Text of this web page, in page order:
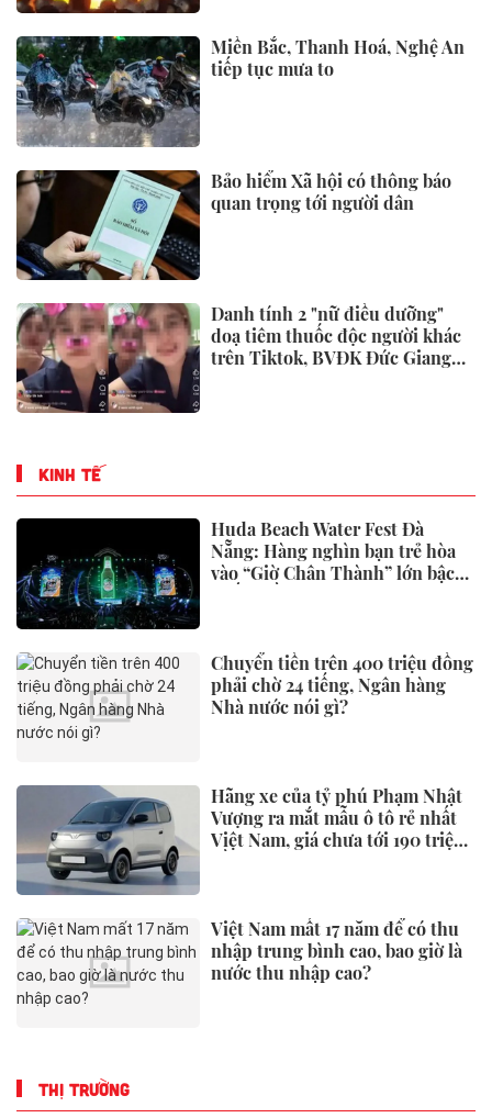
Miền Bắc, Thanh Hoá, Nghệ An
tiếp tục mưa to
Bảo hiểm Xã hội có thông báo
quan trọng tới người dân
Danh tính 2 "nữ điều dưỡng"
doạ tiêm thuốc độc người khác
trên Tiktok, BVĐK Đức Giang
KINH TẾ
Huda Beach Water Fest Đà
Nẵng: Hàng nghìn bạn trẻ hòa
vào “Giờ Chân Thành” lớn bậc
Chuyển tiền trên 400 triệu đồng
phải chờ 24 tiếng, Ngân hàng
Nhà nước nói gì?
Hãng xe của tỷ phú Phạm Nhật
Vượng ra mắt mẫu ô tô rẻ nhất
Việt Nam, giá chưa tới 190 triệu
Việt Nam mất 17 năm để có thu
nhập trung bình cao, bao giờ là
nước thu nhập cao?
THỊ TRƯỜNG